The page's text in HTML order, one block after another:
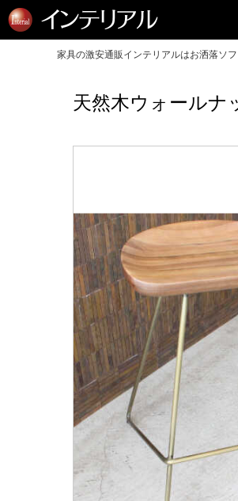
家具の激安通販インテリアルはお洒落ソ
天然木ウォールナ